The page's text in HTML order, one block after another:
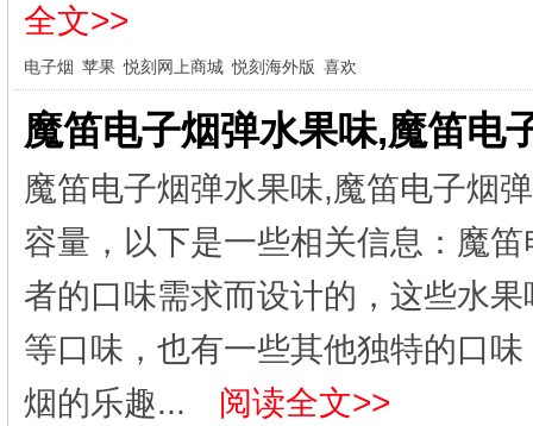
全文>>
电子烟 苹果 悦刻网上商城 悦刻海外版 喜欢
魔笛电子烟弹水果味,魔笛电
魔笛电子烟弹水果味,魔笛电子烟
容量，以下是一些相关信息：魔
者的口味需求而设计的，这些水
等口味，也有一些其他独特的口
烟的乐趣...
阅读全文>>